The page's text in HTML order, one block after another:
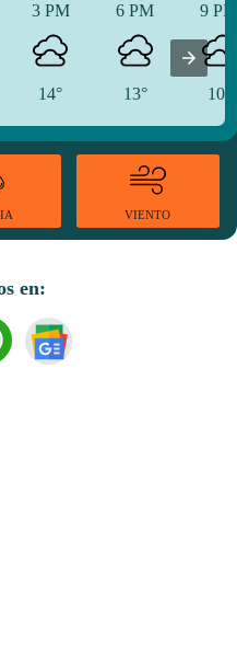
3 PM
14°
6 PM
13°
9
10°
VIENTO
en: